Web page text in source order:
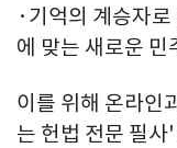
·기억의 계승자
에 맞는 새로운
이를 위해 온라인
는 헌법 전문 필